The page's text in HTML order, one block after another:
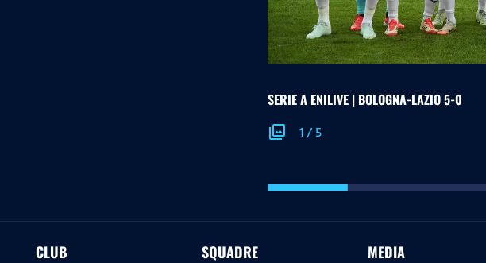
SERIE A ENILIVE | BOLOGNA-LAZIO 5-0
photo_library 1/5
CLUB SQUADRE MEDIA